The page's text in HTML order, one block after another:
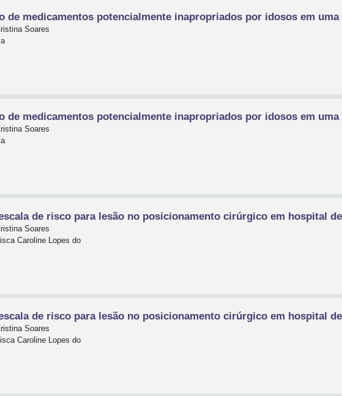
de medicamentos potencialmente inapropriados por idosos em
Soares
de medicamentos potencialmente inapropriados por idosos em
Soares
de risco para lesão no posicionamento cirúrgico em hospital
Soares
Caroline Lopes do
de risco para lesão no posicionamento cirúrgico em hospital
Soares
Caroline Lopes do